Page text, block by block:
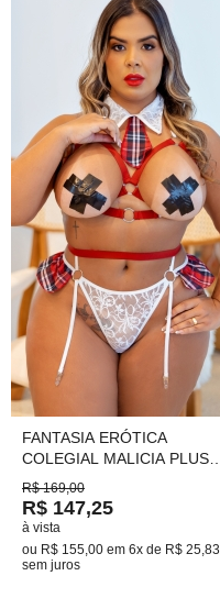
FANTASIA ERÓTICA
COLEGIAL MALICIA PLUS
SIZE TAM.48 Ref.: 03066
R$ 169,00
R$ 147,25
à vista
ou R$ 155,00 em 6x de R$ 25,83
sem juros